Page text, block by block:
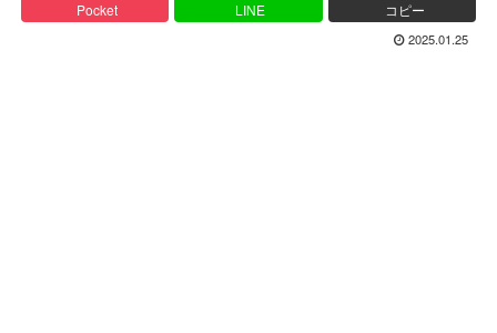
Pocket LINE コピー
2025.01.25